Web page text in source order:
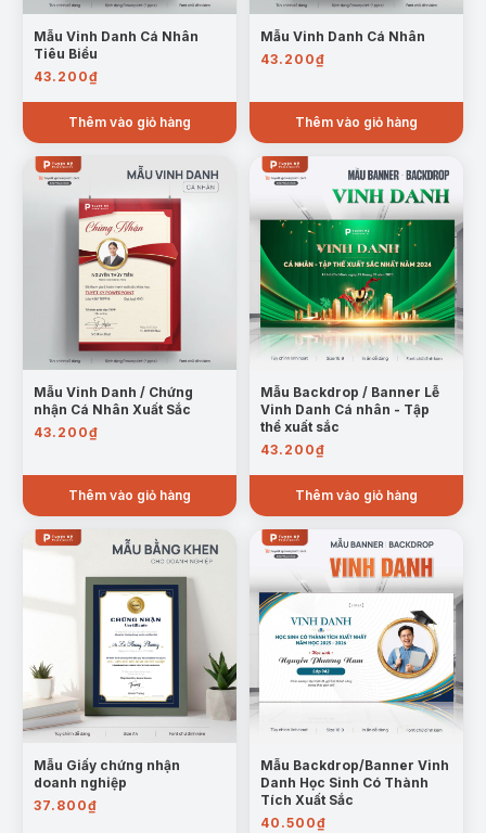
Mẫu Vinh Danh Cá Nhân
Tiêu Biểu
43.200₫
Thêm vào giỏ hàng
Mẫu Vinh Danh Cá Nhân
43.200₫
Thêm vào giỏ hàng
Mẫu Vinh Danh / Chứng
nhận Cá Nhân Xuất Sắc
43.200₫
Thêm vào giỏ hàng
Mẫu Backdrop / Banner Lễ
Vinh Danh Cá nhân - Tập
thể xuất sắc
43.200₫
Thêm vào giỏ hàng
Mẫu Giấy chứng nhận
doanh nghiệp
37.800₫
Mẫu Backdrop/Banner Vinh
Danh Học Sinh Có Thành
Tích Xuất Sắc
40.500₫